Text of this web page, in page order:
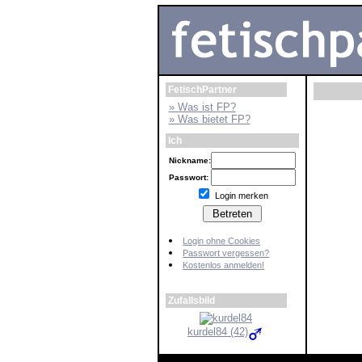
FetischPartner
» Was ist FP?
» Was bietet FP?
Ich
Nickname:
Passwort:
Login merken
Login ohne Cookies
Passwort vergessen?
Kostenlos anmelden!
Zufallsbild
kurdel84 (42)